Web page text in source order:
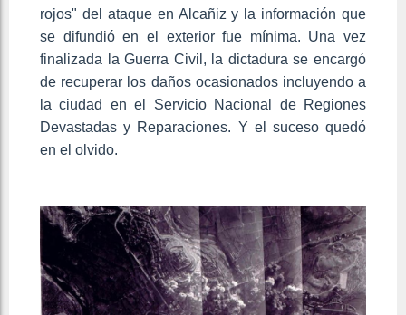
rojos" del ataque en Alcañiz y la información que
se difundió en el exterior fue mínima. Una vez
finalizada la Guerra Civil, la dictadura se encargó
de recuperar los daños ocasionados incluyendo a
la ciudad en el Servicio Nacional de Regiones
Devastadas y Reparaciones. Y el suceso quedó
en el olvido.